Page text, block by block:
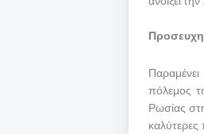
πόλεμος
Ρωσίας
καλύτερες